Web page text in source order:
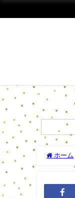
ホーム
齢・画